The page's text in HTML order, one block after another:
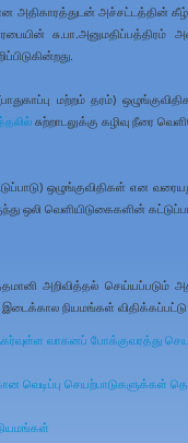
அதிகாரத்துடன்
மற்றம் தரம்)
சுற்றாடலுக்கு கழிவு நீரை
ஒழுங்குவிதிகள் என
ஒலி வெளியிடுகைகளின்
அறிவித்தல் செய்யப்படும்
நியமங்கள்
வாகனப் போக்குவரத்து
வெடிப்பு